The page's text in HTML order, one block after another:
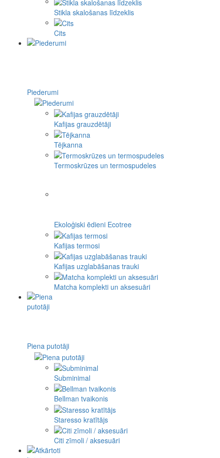
Stikla skalošanas līdzeklis
Cits
Piederumi
Kafijas grauzdētāji
Tējkanna
Termoskrūzes un termospudeles
Ekoloģiski ēdieni Ecotree
Kafijas termosi
Kafijas uzglabāšanas trauki
Matcha komplekti un aksesuāri
Piena putotāji
Subminimal
Bellman tvaikonis
Staresso kratītājs
Citi zīmoli / aksesuāri